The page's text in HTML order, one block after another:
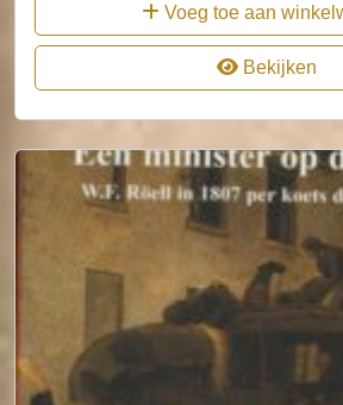
Voeg toe aan
Bekijken